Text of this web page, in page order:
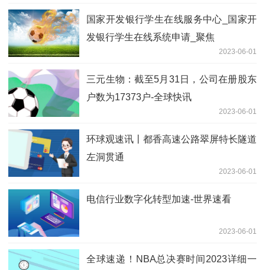
国家开发银行学生在线服务中心_国家开
发银行学生在线系统申请_聚焦
2023-06-01
三元生物：截至5月31日，公司在册股东
户数为17373户-全球快讯
2023-06-01
环球观速讯丨都香高速公路翠屏特长隧道
左洞贯通
2023-06-01
电信行业数字化转型加速-世界速看
2023-06-01
全球速递！NBA总决赛时间2023详细一